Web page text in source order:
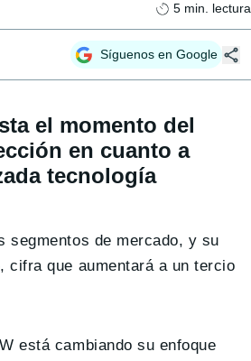
5 min. lectura
Síguenos en Google
el momento del
en cuanto a
tecnología
segmentos de mercado, y su
cifra que aumentará a un tercio
está cambiando su enfoque